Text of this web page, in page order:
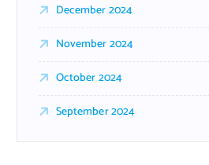
December 2024
November 2024
October 2024
September 2024